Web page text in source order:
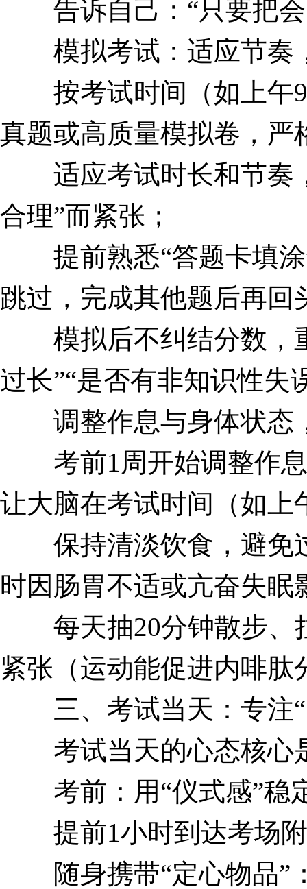
告诉自己：“只要把会
模拟考试：适应节奏
按考试时间（如上午
真题或高质量模拟卷，严
适应考试时长和节奏，
合理”而紧张；
提前熟悉“答题卡填涂
跳过，完成其他题后再
模拟后不纠结分数，重
过长”“是否有非知识性失
调整作息与身体状态
考前1周开始调整作息
让大脑在考试时间（如上
保持清淡饮食，避免
时因肠胃不适或亢奋失眠
每天抽20分钟散步、
紧张（运动能促进内啡肽
三、考试当天：专注“
考试当天的心态核心是
考前：用“仪式感”稳
提前1小时到达考场附
随身携带“定心物品”